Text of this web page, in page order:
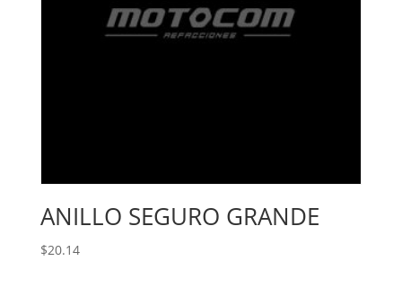
ANILLO SEGURO GRANDE
$20.14